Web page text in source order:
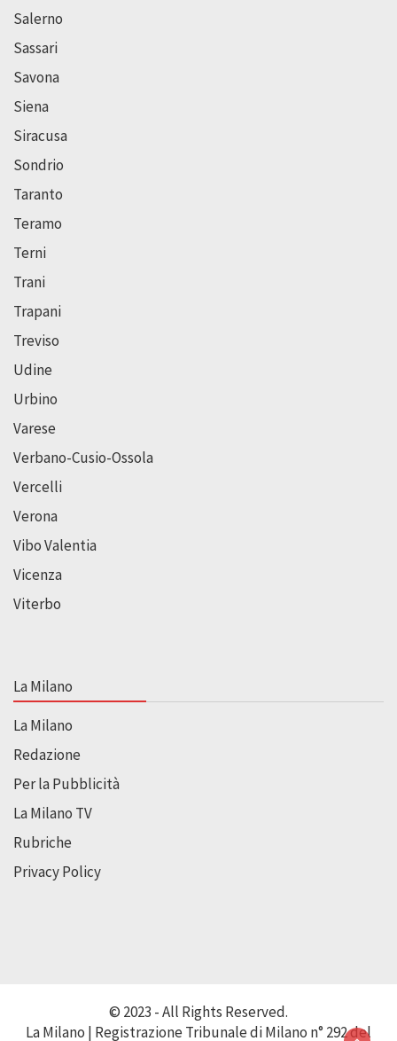
Salerno
Sassari
Savona
Siena
Siracusa
Sondrio
Taranto
Teramo
Terni
Trani
Trapani
Treviso
Udine
Urbino
Varese
Verbano-Cusio-Ossola
Vercelli
Verona
Vibo Valentia
Vicenza
Viterbo
La Milano
La Milano
Redazione
Per la Pubblicità
La Milano TV
Rubriche
Privacy Policy
© 2023 - All Rights Reserved.
La Milano | Registrazione Tribunale di Milano n° 292 del